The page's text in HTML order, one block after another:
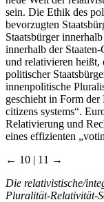
sein. Die Ethik des
bevorzugten
Staatsbürger
innerhalb der
und relativieren heißt,
politischer
innenpolitische
geschieht in Form
citizens systems“.
Relativierung und
eines effizienten
← 10 | 11 →
Die relativistische/
Pluralität-Relativität-